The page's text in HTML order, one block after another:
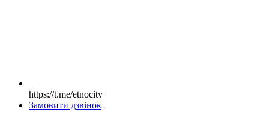
https://t.me/etnocity
Замовити дзвінок